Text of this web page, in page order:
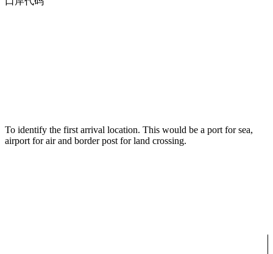
To identify the first arrival location. This would be a port for sea,
airport for air and border post for land crossing.